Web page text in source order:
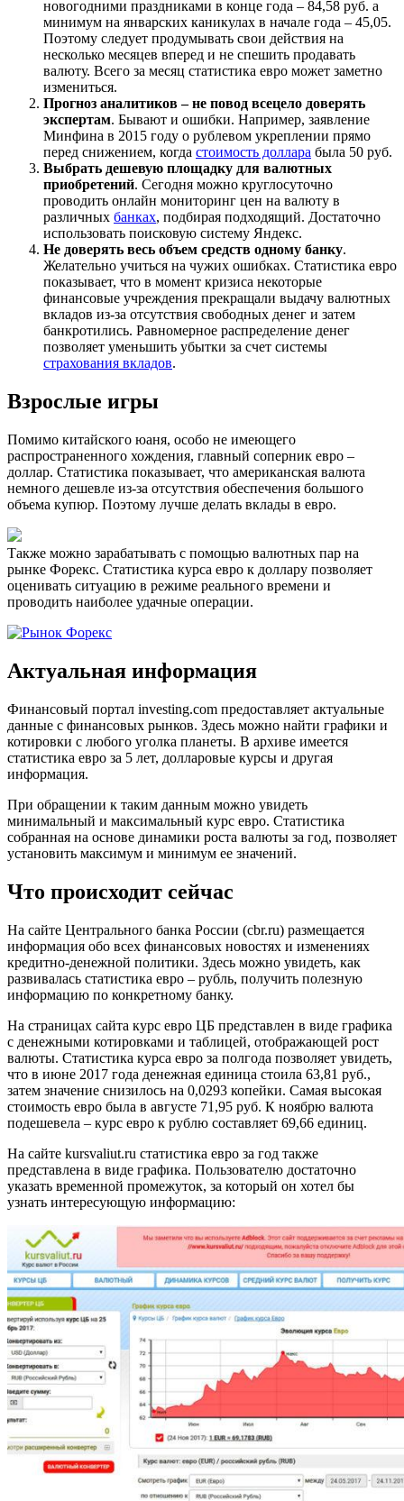
новогодними праздниками в конце года – 84,58 руб. а
минимум на январских каникулах в начале года – 45,05.
Поэтому следует продумывать свои действия на
несколько месяцев вперед и не спешить продавать
валюту. Всего за месяц статистика евро может заметно
измениться.
Прогноз аналитиков – не повод всецело доверять
экспертам. Бывают и ошибки. Например, заявление
Минфина в 2015 году о рублевом укреплении прямо
перед снижением, когда стоимость доллара была 50 руб.
Выбрать дешевую площадку для валютных
приобретений. Сегодня можно круглосуточно
проводить онлайн мониторинг цен на валюту в
различных банках, подбирая подходящий. Достаточно
использовать поисковую систему Яндекс.
Не доверять весь объем средств одному банку.
Желательно учиться на чужих ошибках. Статистика евро
показывает, что в момент кризиса некоторые
финансовые учреждения прекращали выдачу валютных
вкладов из-за отсутствия свободных денег и затем
банкротились. Равномерное распределение денег
позволяет уменьшить убытки за счет системы
страхования вкладов.
Взрослые игры
Помимо китайского юаня, особо не имеющего
распространенного хождения, главный соперник евро –
доллар. Статистика показывает, что американская валюта
немного дешевле из-за отсутствия обеспечения большого
объема купюр. Поэтому лучше делать вклады в евро.
Также можно зарабатывать с помощью валютных пар на
рынке Форекс. Статистика курса евро к доллару позволяет
оценивать ситуацию в режиме реального времени и
проводить наиболее удачные операции.
Актуальная информация
Финансовый портал investing.com предоставляет актуальные
данные с финансовых рынков. Здесь можно найти графики и
котировки с любого уголка планеты. В архиве имеется
статистика евро за 5 лет, долларовые курсы и другая
информация.
При обращении к таким данным можно увидеть
минимальный и максимальный курс евро. Статистика
собранная на основе динамики роста валюты за год, позволяет
установить максимум и минимум ее значений.
Что происходит сейчас
На сайте Центрального банка России (сbr.ru) размещается
информация обо всех финансовых новостях и изменениях
кредитно-денежной политики. Здесь можно увидеть, как
развивалась статистика евро – рубль, получить полезную
информацию по конкретному банку.
На страницах сайта курс евро ЦБ представлен в виде графика
с денежными котировками и таблицей, отображающей рост
валюты. Статистика курса евро за полгода позволяет увидеть,
что в июне 2017 года денежная единица стоила 63,81 руб.,
затем значение снизилось на 0,0293 копейки. Самая высокая
стоимость евро была в августе 71,95 руб. К ноябрю валюта
подешевела – курс евро к рублю составляет 69,66 единиц.
На сайте kursvaliut.ru статистика евро за год также
представлена в виде графика. Пользователю достаточно
указать временной промежуток, за который он хотел бы
узнать интересующую информацию: